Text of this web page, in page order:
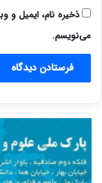
ذخیره نام، ایمیل و
می‌نویسم.